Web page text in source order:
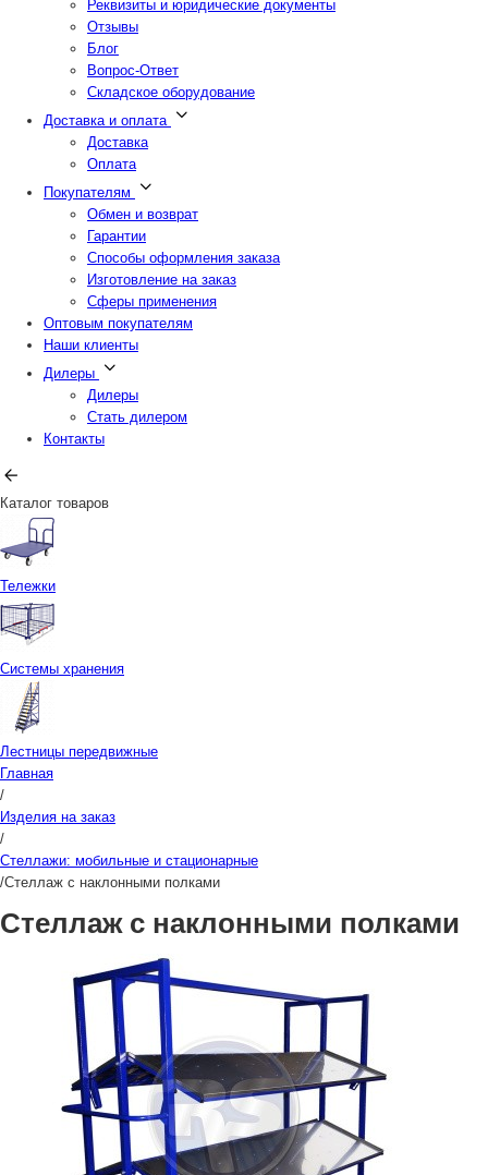
Реквизиты и юридические документы
Отзывы
Блог
Вопрос-Ответ
Складское оборудование
Доставка и оплата
Доставка
Оплата
Покупателям
Обмен и возврат
Гарантии
Способы оформления заказа
Изготовление на заказ
Сферы применения
Оптовым покупателям
Наши клиенты
Дилеры
Дилеры
Стать дилером
Контакты
Каталог товаров
Тележки
Системы хранения
Лестницы передвижные
Главная
/
Изделия на заказ
/
Стеллажи: мобильные и стационарные
/Стеллаж с наклонными полками
Стеллаж с наклонными полками